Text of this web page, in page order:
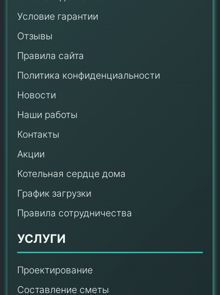
Условие гарантии
Отзывы
Правила сайта
Политика конфиденциальности
Новости
Наши работы
Контакты
Акции
Котельная сердце дома
График загрузки
Правила сотрудничества
УСЛУГИ
Проектирование
Составление сметы